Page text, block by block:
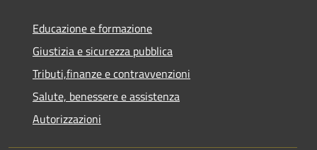
Educazione e formazione
Giustizia e sicurezza pubblica
Tributi,finanze e contravvenzioni
Salute, benessere e assistenza
Autorizzazioni